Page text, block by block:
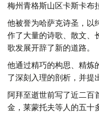
梅州青格斯山区卡斯卡布
他被誉为哈萨克诗圣，以
作了大量的诗歌、散文、
歌发展开辞了新的道路。
他通过精巧的构思、精炼
了深刻入理的剖析，并提
阿拜至逝世前写了近二百
金，莱蒙托夫等人的五十